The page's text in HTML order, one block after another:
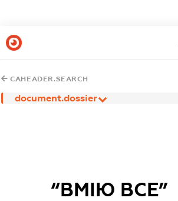
CAHEADER.SEARCH
document.dossier
“ВМІЮ ВСЕ”